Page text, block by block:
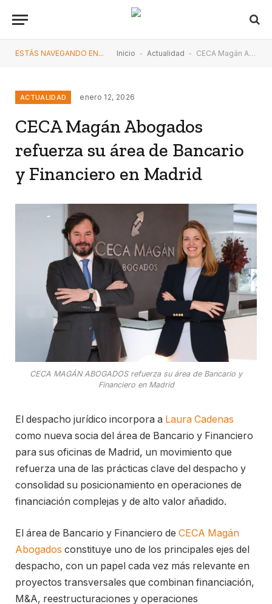
ESTÁS NAVEGANDO EN... Inicio - Actualidad - CECA Magán Abogados refuerza su área de Bancario y Financiero en Madrid
ACTUALIDAD enero 12, 2026
CECA Magán Abogados
refuerza su área de Bancario
y Financiero en Madrid
CECA MAGÁN ABOGADOS refuerza su área de Bancario y
Financiero en Madrid
El despacho jurídico incorpora a Laura Cadenas
como nueva socia del área de Bancario y Financiero
para sus oficinas de Madrid, un movimiento que
refuerza una de las prácticas clave del despacho y
consolidad su posicionamiento en operaciones de
financiación complejas y de alto valor añadido.
El área de Bancario y Financiero de CECA Magán
Abogados constituye uno de los principales ejes del
despacho, con un papel cada vez más relevante en
proyectos transversales que combinan financiación,
M&A, reestructuraciones y operaciones